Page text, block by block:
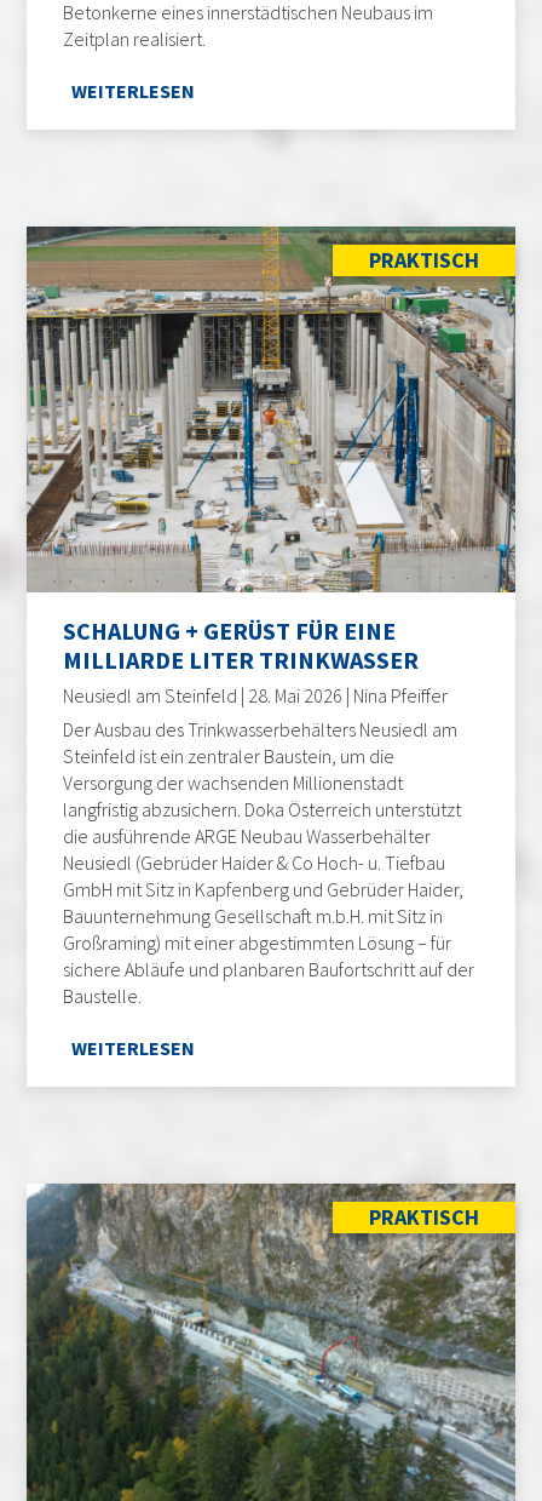
Betonkerne eines innerstädtischen Neubaus im
Zeitplan realisiert.
WEITERLESEN
PRAKTISCH
SCHALUNG + GERÜST FÜR EINE
MILLIARDE LITER TRINKWASSER
Neusiedl am Steinfeld | 28. Mai 2026 | Nina Pfeiffer
Der Ausbau des Trinkwasserbehälters Neusiedl am
Steinfeld ist ein zentraler Baustein, um die
Versorgung der wachsenden Millionenstadt
langfristig abzusichern. Doka Österreich unterstützt
die ausführende ARGE Neubau Wasserbehälter
Neusiedl (Gebrüder Haider & Co Hoch- u. Tiefbau
GmbH mit Sitz in Kapfenberg und Gebrüder Haider,
Bauunternehmung Gesellschaft m.b.H. mit Sitz in
Großraming) mit einer abgestimmten Lösung – für
sichere Abläufe und planbaren Baufortschritt auf der
Baustelle.
WEITERLESEN
PRAKTISCH